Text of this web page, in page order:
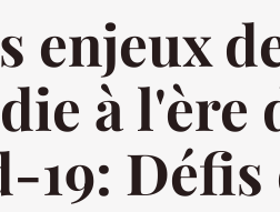
enjeux
à l'ère
19: